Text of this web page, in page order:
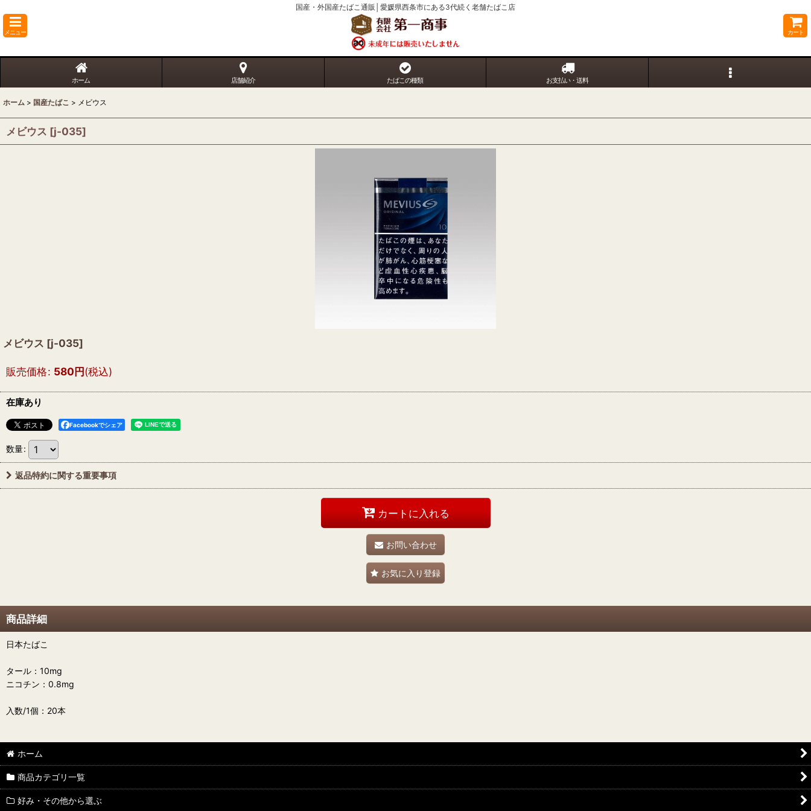
国産・外国産たばこ通販│愛媛県西条市にある3代続く老舗たばこ店
メニュー カート
ホーム 店舗紹介 たばこの種類 お支払い・送料
ホーム > 国産たばこ > メビウス
メビウス [j-035]
メビウス [j-035]
販売価格: 580円(税込)
在庫あり
Facebookでシェア
数量:
返品特約に関する重要事項
カートに入れる
お問い合わせ
お気に入り登録
商品詳細
日本たばこ
タール：10mg
ニコチン：0.8mg
入数/1個：20本
ホーム
商品カテゴリ一覧
好み・その他から選ぶ